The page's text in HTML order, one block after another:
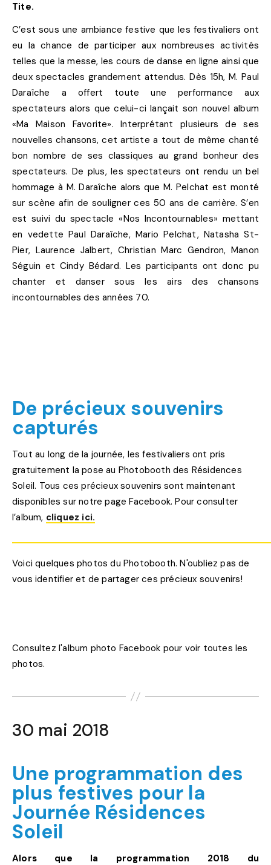
Tite.
C’est sous une ambiance festive que les festivaliers ont
eu la chance de participer aux nombreuses activités
telles que la messe, les cours de danse en ligne ainsi que
deux spectacles grandement attendus. Dès 15h, M. Paul
Daraîche a offert toute une performance aux
spectateurs alors que celui-ci lançait son nouvel album
«Ma Maison Favorite». Interprétant plusieurs de ses
nouvelles chansons, cet artiste a tout de même chanté
bon nombre de ses classiques au grand bonheur des
spectateurs. De plus, les spectateurs ont rendu un bel
hommage à M. Daraîche alors que M. Pelchat est monté
sur scène afin de souligner ces 50 ans de carrière. S’en
est suivi du spectacle «Nos Incontournables» mettant
en vedette Paul Daraîche, Mario Pelchat, Natasha St-
Pier, Laurence Jalbert, Christian Marc Gendron, Manon
Séguin et Cindy Bédard. Les participants ont donc pu
chanter et danser sous les airs des chansons
incontournables des années 70.
De précieux souvenirs
capturés
Tout au long de la journée, les festivaliers ont pris
gratuitement la pose au Photobooth des Résidences
Soleil. Tous ces précieux souvenirs sont maintenant
disponibles sur notre page Facebook. Pour consulter
l’album, cliquez ici.
Voici quelques photos du Photobooth. N'oubliez pas de
vous identifier et de partager ces précieux souvenirs!
Consultez l'album photo Facebook pour voir toutes les
photos.
30 mai 2018
Une programmation des
plus festives pour la
Journée Résidences
Soleil
Alors que la programmation 2018 du